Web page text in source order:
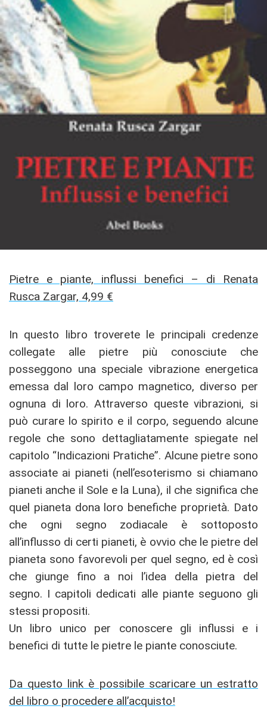
Pietre e piante, influssi benefici – di Renata
Rusca Zargar, 4,99 €
In questo libro troverete le principali credenze
collegate alle pietre più conosciute che
posseggono una speciale vibrazione energetica
emessa dal loro campo magnetico, diverso per
ognuna di loro. Attraverso queste vibrazioni, si
può curare lo spirito e il corpo, seguendo alcune
regole che sono dettagliatamente spiegate nel
capitolo “Indicazioni Pratiche”. Alcune pietre sono
associate ai pianeti (nell’esoterismo si chiamano
pianeti anche il Sole e la Luna), il che significa che
quel pianeta dona loro benefiche proprietà. Dato
che ogni segno zodiacale è sottoposto
all’influsso di certi pianeti, è ovvio che le pietre del
pianeta sono favorevoli per quel segno, ed è così
che giunge fino a noi l’idea della pietra del
segno. I capitoli dedicati alle piante seguono gli
stessi propositi.
Un libro unico per conoscere gli influssi e i
benefici di tutte le pietre le piante conosciute.
Da questo link è possibile scaricare un estratto
del libro o procedere all’acquisto!